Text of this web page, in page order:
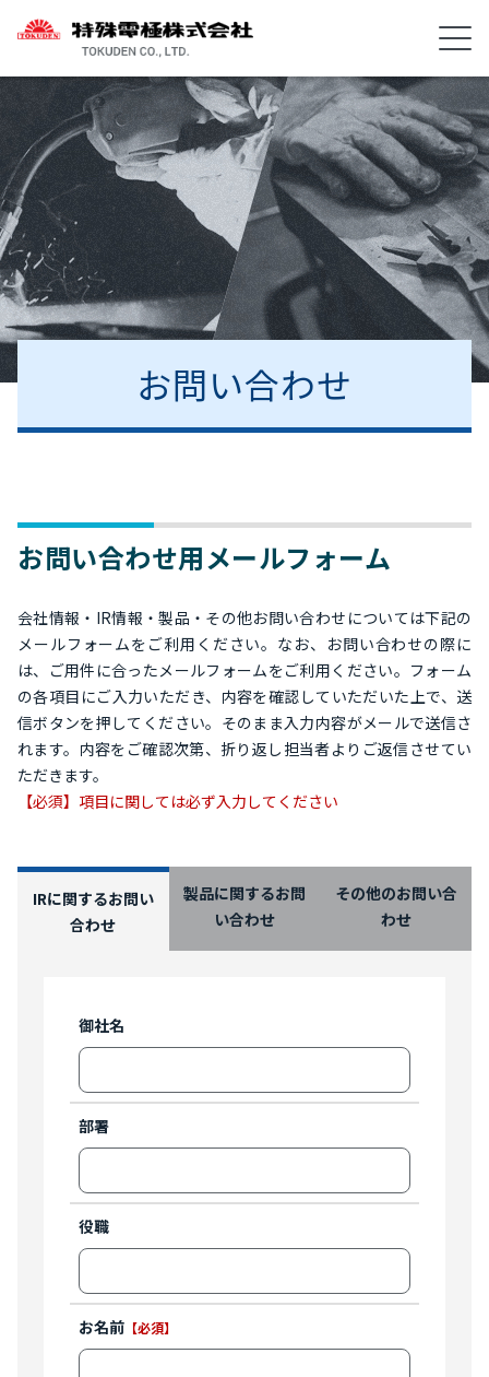
お問い合わせ
お問い合わせ用メールフォーム
会社情報・IR情報・製品・その他お問い合わせについては下記の
メールフォームをご利用ください。なお、お問い合わせの際に
は、ご用件に合ったメールフォームをご利用ください。フォーム
の各項目にご入力いただき、内容を確認していただいた上で、送
信ボタンを押してください。そのまま入力内容がメールで送信さ
れます。内容をご確認次第、折り返し担当者よりご返信させてい
ただきます。
【必須】項目に関しては必ず入力してください
IRに関するお問い
合わせ
製品に関するお問
い合わせ
その他のお問い合
わせ
御社名
部署
役職
お名前 【必須】